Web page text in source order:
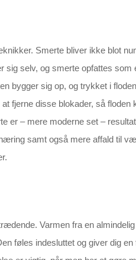
Smerte bliver ikke blot
selv, og smerte opfattes som
bygger sig op, og trykket i
fjerne disse blokader, så floden
er – mere moderne set –
samt også mere affald til
Varmen fra en
føles indesluttet og giver dig